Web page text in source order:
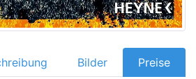
Bilder Preise